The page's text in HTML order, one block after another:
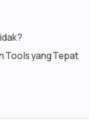
Tools yang Tepat